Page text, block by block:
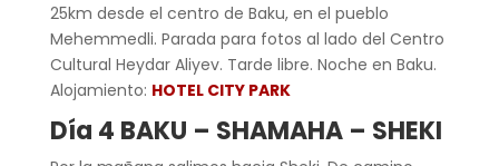
25km desde el centro de Baku, en el pueblo
Mehemmedli. Parada para fotos al lado del Centro
Cultural Heydar Aliyev. Tarde libre. Noche en Baku.
Alojamiento: HOTEL CITY PARK
Día 4 BAKU – SHAMAHA – SHEKI